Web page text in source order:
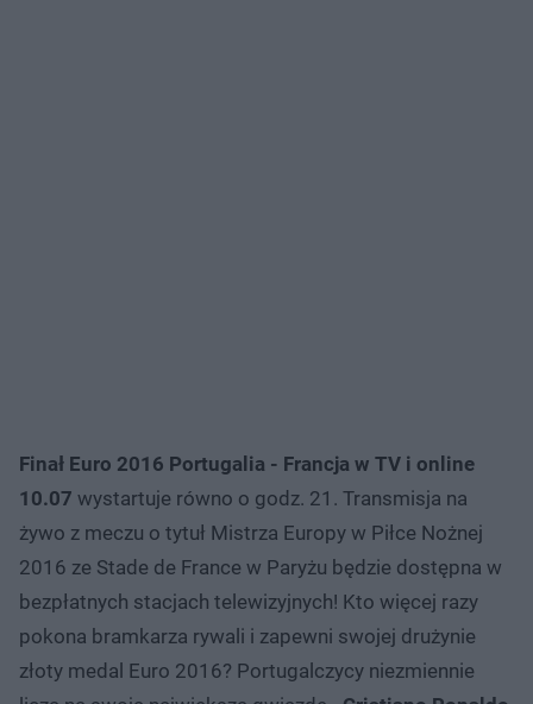
Finał Euro 2016 Portugalia - Francja w TV i online
10.07 wystartuje równo o godz. 21. Transmisja na
żywo z meczu o tytuł Mistrza Europy w Piłce Nożnej
2016 ze Stade de France w Paryżu będzie dostępna w
bezpłatnych stacjach telewizyjnych! Kto więcej razy
pokona bramkarza rywali i zapewni swojej drużynie
złoty medal Euro 2016? Portugalczycy niezmiennie